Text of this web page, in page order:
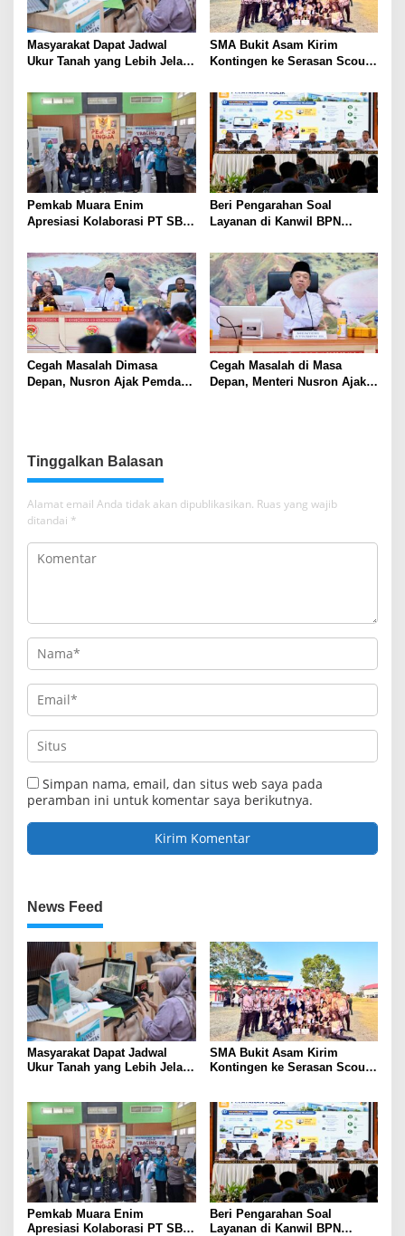
Masyarakat Dapat Jadwal
Ukur Tanah yang Lebih Jelas
Terjadwal
SMA Bukit Asam Kirim
Kontingen ke Serasan Scout
Karakter dan Kepemimpinan
Siswa
Pemkab Muara Enim
Apresiasi Kolaborasi PT SBS
Warga Sekitar Tambang
Beri Pengarahan Soal
Layanan di Kanwil BPN
Nusron: Gunakan Sudut
Pandang Masyarakat
Cegah Masalah Dimasa
Depan, Nusron Ajak Pemda
Cegah Masalah di Masa
Depan, Menteri Nusron Ajak
Tinggalkan Balasan
Alamat email Anda tidak akan dipublikasikan. Ruas yang wajib
ditandai *
Simpan nama, email, dan situs web saya pada
peramban ini untuk komentar saya berikutnya.
News Feed
Masyarakat Dapat Jadwal
Ukur Tanah yang Lebih Jelas
SMA Bukit Asam Kirim
Kontingen ke Serasan Scout
Siswa
Pemkab Muara Enim
Apresiasi Kolaborasi PT SBS
Beri Pengarahan Soal
Layanan di Kanwil BPN